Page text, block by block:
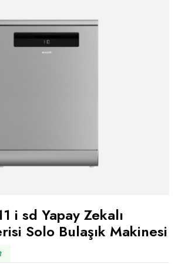
i sd Yapay Zekalı
Solo Bulaşık Makinesi